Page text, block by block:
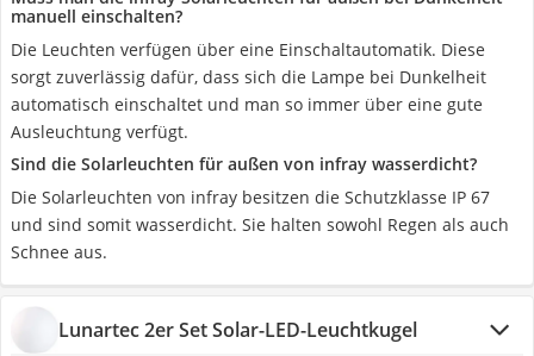
manuell einschalten?
Die Leuchten verfügen über eine Einschaltautomatik. Diese
sorgt zuverlässig dafür, dass sich die Lampe bei Dunkelheit
automatisch einschaltet und man so immer über eine gute
Ausleuchtung verfügt.
Sind die Solarleuchten für außen von infray wasserdicht?
Die Solarleuchten von infray besitzen die Schutzklasse IP 67
und sind somit wasserdicht. Sie halten sowohl Regen als auch
Schnee aus.
Lunartec 2er Set Solar-LED-Leuchtkugel